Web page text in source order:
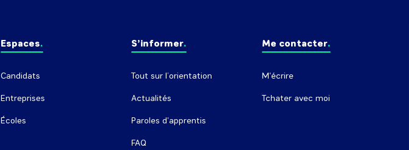
Espaces
Candidats
Entreprises
Écoles
S’informer
Tout sur l’orientation
Actualités
Paroles d'apprentis
FAQ
Me contacter
M'écrire
Tchater avec moi